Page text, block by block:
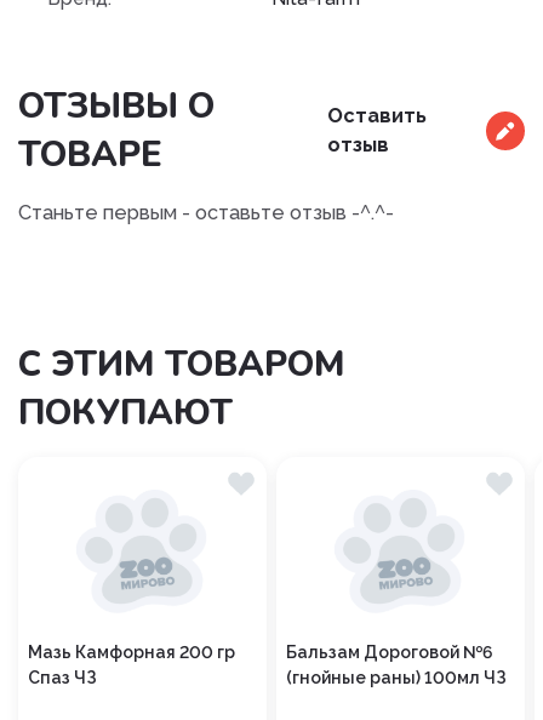
ОТЗЫВЫ О
ТОВАРЕ
Оставить
отзыв
Станьте первым - оставьте отзыв -^.^-
С ЭТИМ ТОВАРОМ
ПОКУПАЮТ
Мазь Камфорная 200 гр
Спаз ЧЗ
Бальзам Дороговой №6
(гнойные раны) 100мл ЧЗ